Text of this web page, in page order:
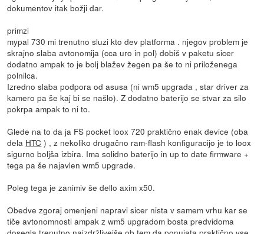
dokumentov itak božji dar.
primzi
mypal 730 mi trenutno sluzi kto dev platforma . njegov problem je
skrajno slaba avtonomija (cca uro in pol) dobiš v paketu sicer
dodatno ampak to je bolj blažev žegen pa še to ni priloženega
polnilca.
Izredno slaba podpora od asusa (ni wm5 upgrada , star driver za
kamero pa še kaj bi se našlo). Z dodatno baterijo se stvar za silo
pokrpa ampak to ni to.
Glede na to da ja FS pocket loox 720 praktično enak device (oba
dela HTC ) , z nekoliko drugačno ram-flash konfiguracijo je to loox
sigurno boljša izbira. Ima solidno baterijo in up to date firmware +
tega pa še najavlen wm5 upgrade.
Poleg tega je zanimiv še dello axim x50.
Obedve zgoraj omenjeni napravi sicer nista v samem vrhu kar se
tiče avtonomnosti ampak z wm5 upgradom bosta predvidoma